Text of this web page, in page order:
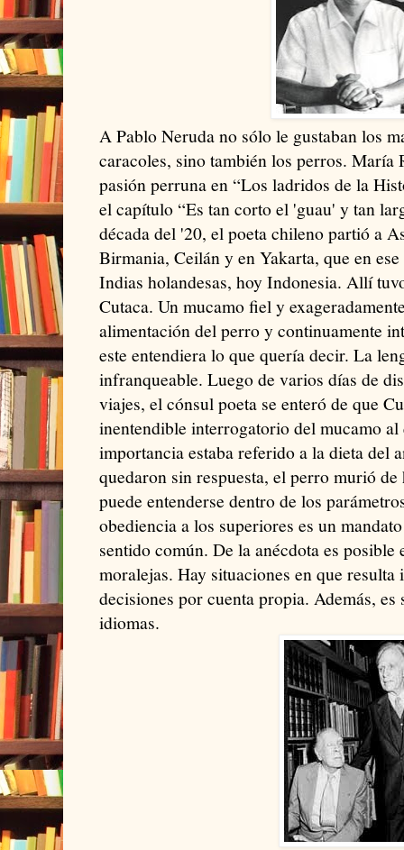
A Pablo Neruda no sólo le gustaban los
caracoles, sino también los perros. María
pasión perruna en “Los ladridos de la
el capítulo “Es tan corto el 'guau' y tan
década del '20, el poeta chileno partió a
Birmania, Ceilán y en Yakarta, que en
Indias holandesas, hoy Indonesia. Allí
Cutaca. Un mucamo fiel y
alimentación del perro y continuamente
este entendiera lo que quería decir. La
infranqueable. Luego de varios días de
viajes, el cónsul poeta se enteró de que
inentendible interrogatorio del mucamo
importancia estaba referido a la dieta del
quedaron sin respuesta, el perro murió
puede entenderse dentro de los
obediencia a los superiores es un
sentido común. De la anécdota es
moralejas. Hay situaciones en que
decisiones por cuenta propia. Además, es
idiomas.